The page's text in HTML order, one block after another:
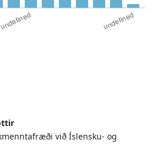
við Íslensku- og